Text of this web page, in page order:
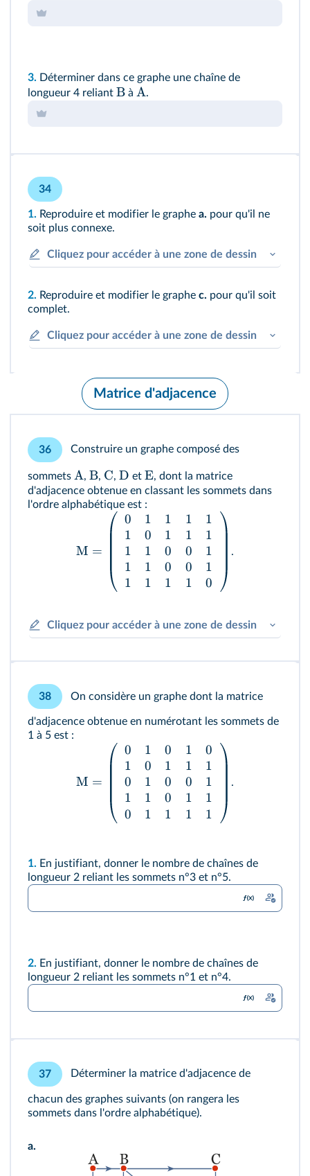
3. Déterminer dans ce graphe une chaîne de
longueur 4 reliant B à A.
34
1. Reproduire et modifier le graphe a. pour qu'il ne
soit plus connexe.
Cliquez pour accéder à une zone de dessin
2. Reproduire et modifier le graphe c. pour qu'il soit
complet.
Cliquez pour accéder à une zone de dessin
Matrice d'adjacence
36
sommets A, B, C, D et E, dont la matrice
d'adjacence obtenue en classant les sommets dans
l'ordre alphabétique est :
M =
0
1
1
1
1
1
0
1
1
1
1
1
0
0
1
1
1
0
0
1
1
1
1
1
0
.
Cliquez pour accéder à une zone de dessin
38
d'adjacence obtenue en numérotant les sommets de
1 à 5 est :
M =
0
1
0
1
0
1
0
1
1
1
0
1
0
0
1
1
1
0
1
1
0
1
1
1
1
.
1. En justifiant, donner le nombre de chaînes de
longueur 2 reliant les sommets n°3 et n°5.
2. En justifiant, donner le nombre de chaînes de
longueur 2 reliant les sommets n°1 et n°4.
37
chacun des graphes suivants (on rangera les
sommets dans l'ordre alphabétique).
a.